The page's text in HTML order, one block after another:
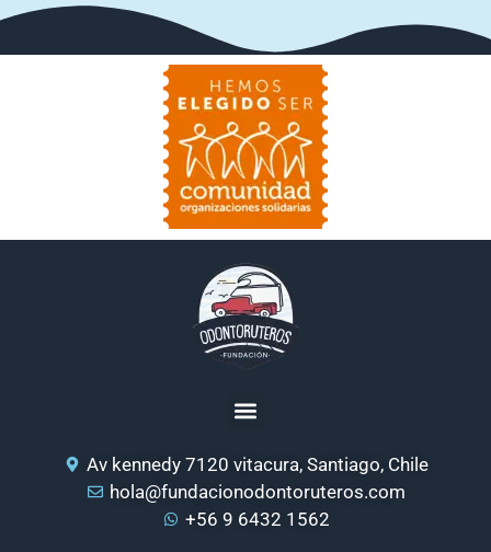
Av kennedy 7120 vitacura, Santiago, Chile
hola@fundacionodontoruteros.com
+56 9 6432 1562